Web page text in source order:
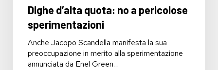
Dighe d’alta quota: no a pericolose
sperimentazioni
Anche Jacopo Scandella manifesta la sua
preoccupazione in merito alla sperimentazione
annunciata da Enel Green…